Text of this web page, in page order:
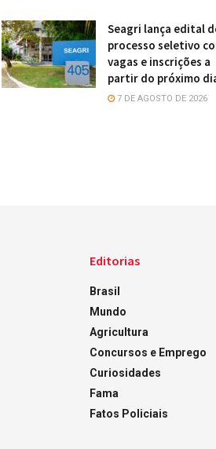
Seagri lança edital
processo seletivo
vagas e inscrições a
partir do próximo
7 DE AGOSTO DE 2026
Editorias
Brasil
Mundo
Agricultura
Concursos e Emprego
Curiosidades
Fama
Fatos Policiais